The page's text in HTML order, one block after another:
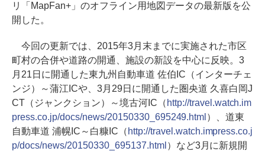
リ「MapFan+」のオフライン用地図データの最新版を公
開した。
今回の更新では、2015年3月末までに実施された市区
町村の合併や道路の開通、施設の新設を中心に反映。3
月21日に開通した東九州自動車道 佐伯IC（インターチェ
ンジ）～蒲江ICや、3月29日に開通した圏央道 久喜白岡J
CT（ジャンクション）～境古河IC（ http://travel.watch.im
press.co.jp/docs/news/20150330_695249.html ）、道東
自動車道 浦幌IC～白糠IC（ http://travel.watch.impress.co.j
p/docs/news/20150330_695137.html ）など3月に新規開